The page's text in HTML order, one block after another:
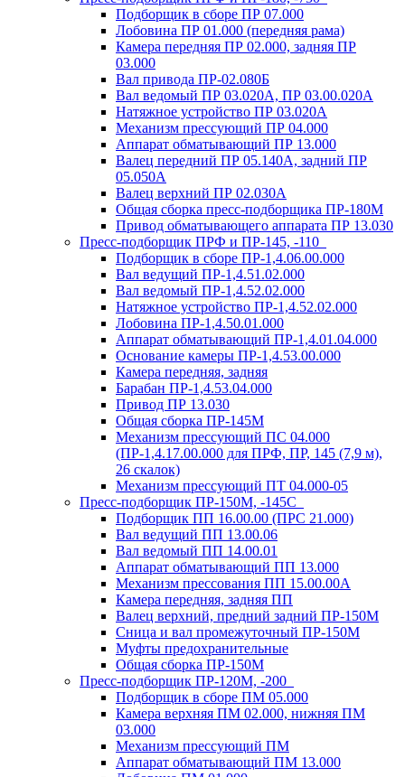
Подборщик в сборе ПР 07.000
Лобовина ПР 01.000 (передняя рама)
Камера передняя ПР 02.000, задняя ПР
03.000
Вал привода ПР-02.080Б
Вал ведомый ПР 03.020А, ПР 03.00.020А
Натяжное устройство ПР 03.020A
Механизм прессующий ПР 04.000
Аппарат обматывающий ПР 13.000
Валец передний ПР 05.140A, задний ПР
05.050A
Валец верхний ПР 02.030A
Общая сборка пресс-подборщика ПР-180М
Привод обматывающего аппарата ПР 13.030
Пресс-подборщик ПРФ и ПР-145, -110
Подборщик в сборе ПР-1,4.06.00.000
Вал ведущий ПР-1,4.51.02.000
Вал ведомый ПР-1,4.52.02.000
Натяжное устройство ПР-1,4.52.02.000
Лобовина ПР-1,4.50.01.000
Аппарат обматывающий ПР-1,4.01.04.000
Основание камеры ПР-1,4.53.00.000
Камера передняя, задняя
Барабан ПР-1,4.53.04.000
Привод ПР 13.030
Общая сборка ПР-145М
Механизм прессующий ПС 04.000
(ПР-1,4.17.00.000 для ПРФ, ПР, 145 (7,9 м),
26 скалок)
Механизм прессующий ПТ 04.000-05
Пресс-подборщик ПР-150М, -145С
Подборщик ПП 16.00.00 (ПРС 21.000)
Вал ведущий ПП 13.00.06
Вал ведомый ПП 14.00.01
Аппарат обматывающий ПП 13.000
Механизм прессования ПП 15.00.00А
Камера передняя, задняя ПП
Валец верхний, предний задний ПР-150М
Сница и вал промежуточный ПР-150М
Муфты предохранительные
Общая сборка ПР-150М
Пресс-подборщик ПР-120М, -200
Подборщик в сборе ПМ 05.000
Камера верхняя ПМ 02.000, нижняя ПМ
03.000
Механизм прессующий ПМ
Аппарат обматывающий ПМ 13.000